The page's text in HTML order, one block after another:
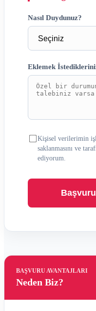
BAŞVURU AVANTAJLARI
Neden Biz?
Nasıl Duydunuz?
Eklemek
Kişisel verilerimin
saklanmasını ve
ediyorum.